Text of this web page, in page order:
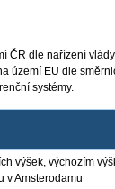
ČR dle nařízení
území EU dle
systémy.
výšek, výchozím
v Amsterodamu